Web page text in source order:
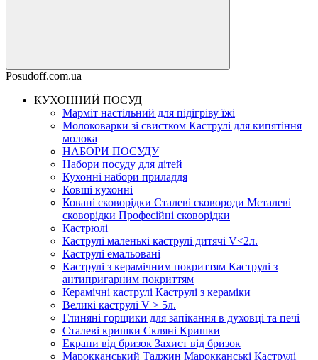
Posudoff.com.ua
КУХОННИЙ ПОСУД
Марміт настільний для підігріву їжі
Молоковарки зі свистком Каструлі для кипятіння
молока
НАБОРИ ПОСУДУ
Набори посуду для дітей
Кухонні набори приладдя
Ковші кухонні
Ковані сковорідки Сталеві сковороди Металеві
сковорідки Професійні сковорідки
Кастрюлі
Каструлі маленькі каструлі дитячі V<2л.
Каструлі емальовані
Каструлі з керамічним покриттям Каструлі з
антипригарним покриттям
Керамічні каструлі Каструлі з кераміки
Великі каструлі V > 5л.
Глиняні горщики для запікання в духовці та печі
Сталеві кришки Скляні Кришки
Екрани від бризок Захист від бризок
Марокканський Таджин Марокканські Каструлі